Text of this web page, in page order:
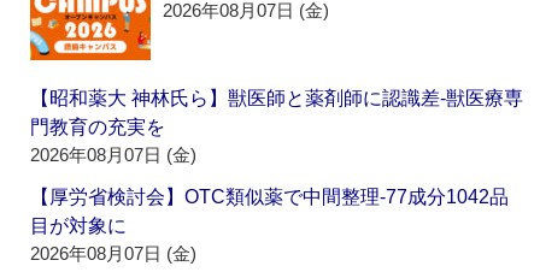
2026年08月07日 (金)
【昭和薬大 神林氏ら】獣医師と薬剤師に認識差‐獣医療専
門教育の充実を
2026年08月07日 (金)
【厚労省検討会】OTC類似薬で中間整理‐77成分1042品
目が対象に
2026年08月07日 (金)